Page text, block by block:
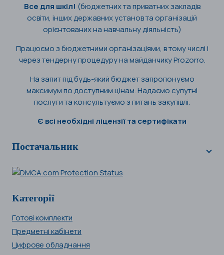
Все для шкіл! (бюджетних та приватних закладів
освіти, інших державних установ та організацій
орієнтованих на навчальну діяльність)
Працюємо з бюджетними організаціями, в тому числі і
через тендерну процедуру на майданчику Prozorro.
На запит під будь-який бюджет запропонуємо
максимум по доступним цінам. Надаємо супутні
послуги та консультуємо з питань закупівлі.
Є всі необхідні ліцензії та сертифікати
Постачальник
Категорії
Готові комплекти
Предметні кабінети
Цифрове обладнання